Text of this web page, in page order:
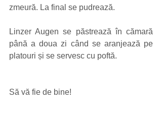
zmeură. La final se pudrează.
Linzer Augen se păstrează în cămară
până a doua zi când se aranjează pe
platouri și se servesc cu poftă.
Să vă fie de bine!